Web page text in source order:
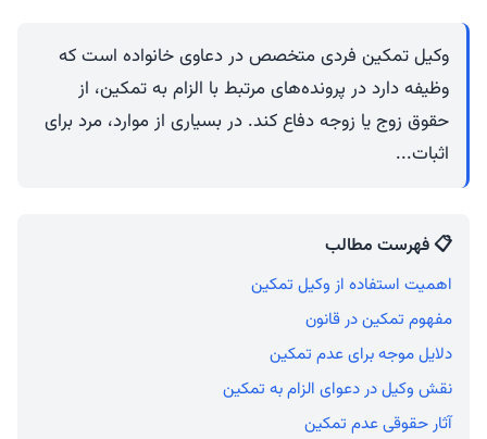
وکیل تمکین فردی متخصص در دعاوی خانواده است که
وظیفه دارد در پرونده‌های مرتبط با الزام به تمکین، از
حقوق زوج یا زوجه دفاع کند. در بسیاری از موارد، مرد برای
اثبات...
📋 فهرست مطالب
اهمیت استفاده از وکیل تمکین
مفهوم تمکین در قانون
دلایل موجه برای عدم تمکین
نقش وکیل در دعوای الزام به تمکین
آثار حقوقی عدم تمکین